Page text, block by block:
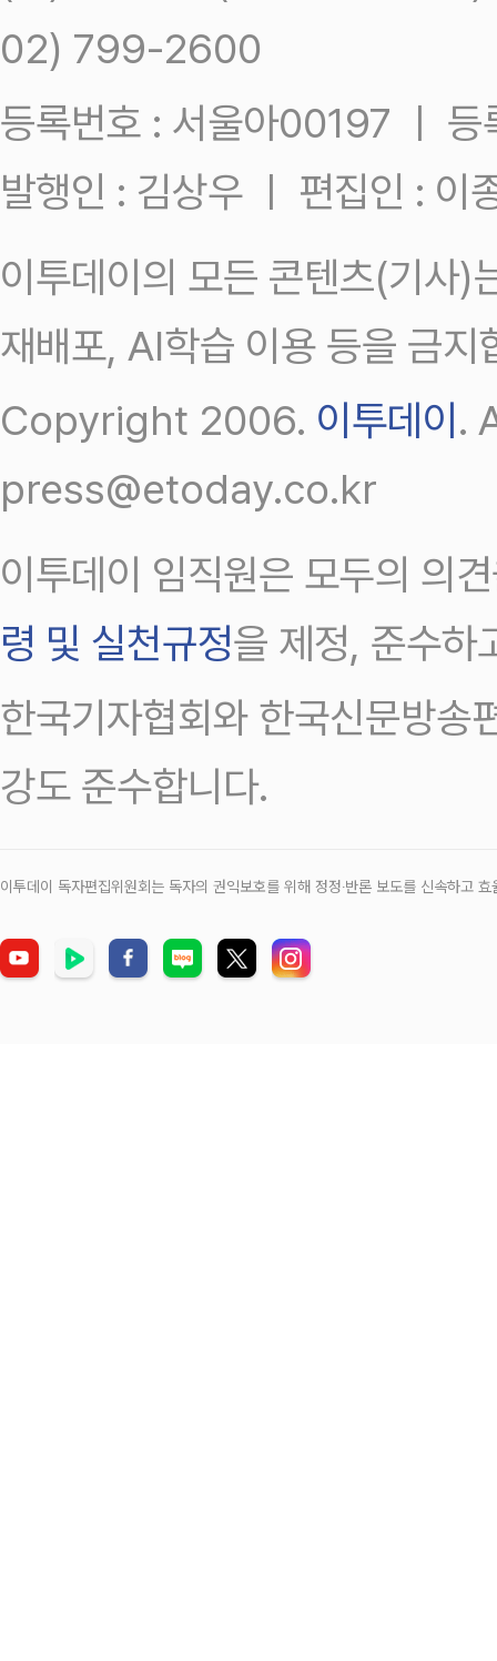
02) 799-2600
등록번호 : 서울아00197 ㅣ
발행인 : 김상우 ㅣ 편집인 : 이
이투데이의 모든 콘텐츠(기사)
재배포, AI학습 이용 등을 금지
Copyright 2006. 이투데이 .
press@etoday.co.kr
이투데이 임직원은 모두의 의
령 및 실천규정을 제정, 준수하
한국기자협회와 한국신문방송
강도 준수합니다.
이투데이 독자편집위원회는 독자의 권익보호를 위해 정정‧반론 보도를 신속하고